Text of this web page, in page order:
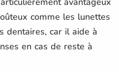
comme les lunettes
dentaires, car il aide à
en cas de reste à